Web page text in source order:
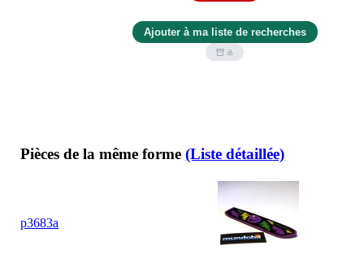
Pièces de la même forme(Liste détaillée)
p3683a